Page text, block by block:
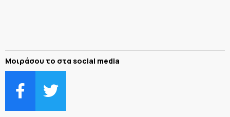
Μοιράσου το στα social media